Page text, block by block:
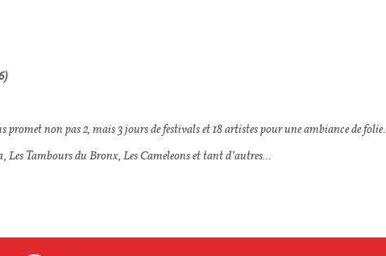
non pas 2, mais 3 jours de festivals et 18 artistes pour une ambiance de folie.
Tambours du Bronx, Les Cameleons et tant d’autres…